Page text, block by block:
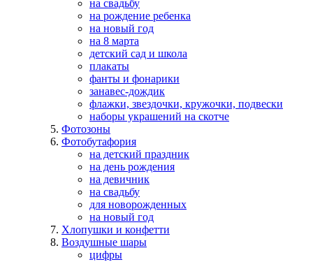
на свадьбу
на рождение ребенка
на новый год
на 8 марта
детский сад и школа
плакаты
фанты и фонарики
занавес-дождик
флажки, звездочки, кружочки, подвески
наборы украшений на скотче
Фотозоны
Фотобутафория
на детский праздник
на день рождения
на девичник
на свадьбу
для новорожденных
на новый год
Хлопушки и конфетти
Воздушные шары
цифры